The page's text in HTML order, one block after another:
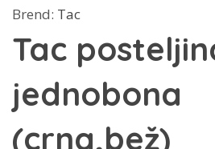
Brend: Tac
Tac
jednobona
(crna,bež)